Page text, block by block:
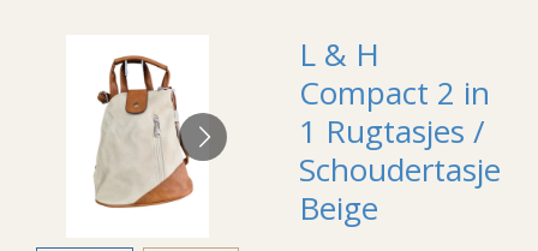
L & H
Compact 2 in
1 Rugtasjes /
Schoudertasje
Beige